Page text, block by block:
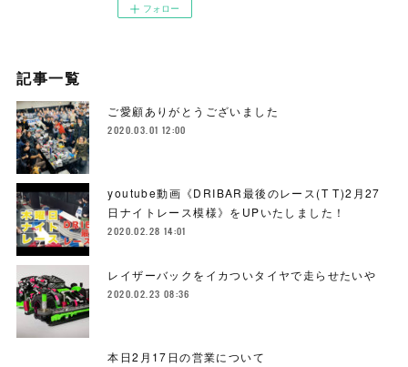
フォロー
記事一覧
ご愛顧ありがとうございました
2020.03.01 12:00
youtube動画《DRIBAR最後のレース(T T)2月27
日ナイトレース模様》をUPいたしました！
2020.02.28 14:01
レイザーバックをイカついタイヤで走らせたいや
2020.02.23 08:36
本日2月17日の営業について